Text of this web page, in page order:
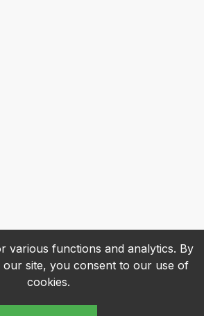
various functions and analytics. By
our site, you consent to our use of
cookies.
BCU „Carol I” - All rights reserved.